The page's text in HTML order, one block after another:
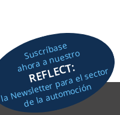
Suscríbase
ahora a nuestro
REFLECT:
la Newsletter para el sector
de la automoción